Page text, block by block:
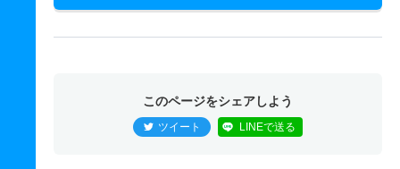
このページをシェアしよう
ツイート LINEで送る